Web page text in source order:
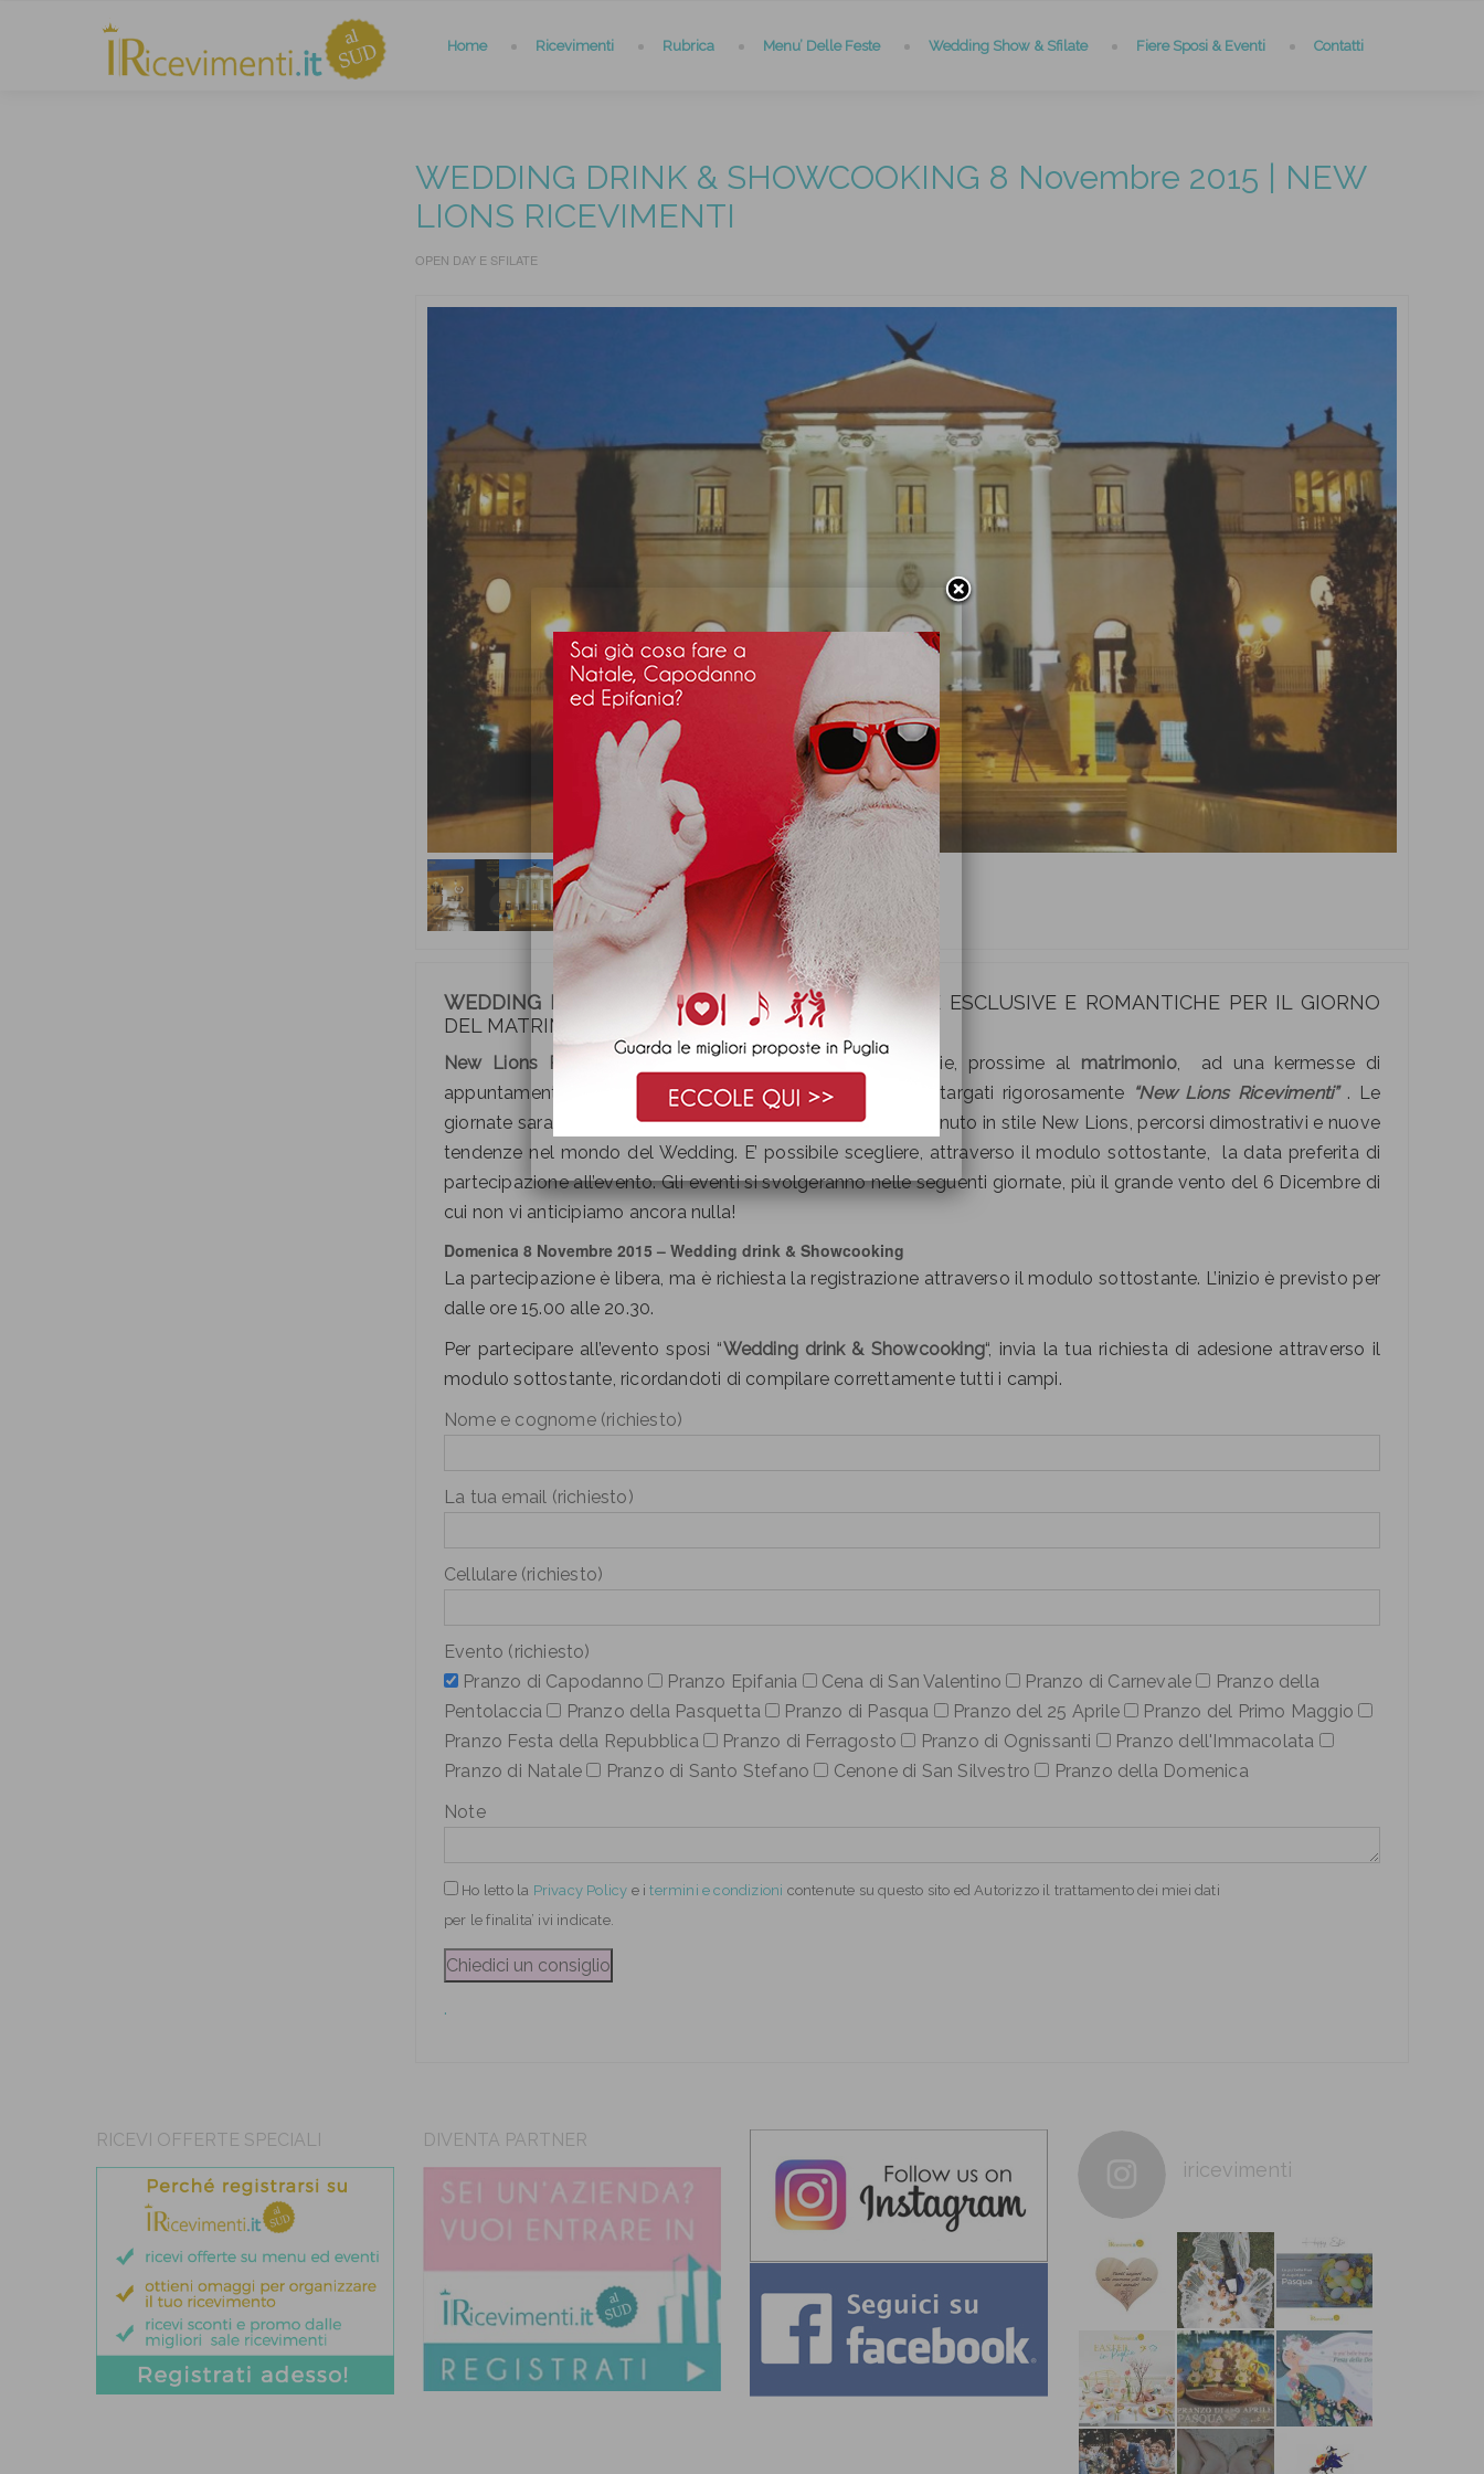
Home Ricevimenti Rubrica Menu’ Delle Feste Wedding Show & Sfilate Fiere Sposi & Eventi Contatti
WEDDING DRINK & SHOWCOOKING 8 Novembre 2015 | NEW
LIONS RICEVIMENTI
OPEN DAY E SFILATE
WEDDING DRINK & SHOWCOOKING |ATMOSFERE ESCLUSIVE E ROMANTICHE PER IL GIORNO
DEL MATRIMONIO
New Lions Ricevimenti è lieta di invitare tutte le coppie, prossime al matrimonio, ad una kermesse di
appuntamenti intitolati “
Wedding drink & Showcooking” targati rigorosamente “New Lions Ricevimenti” . Le
giornate saranno animate da un cocktail esclusivo di benvenuto in stile New Lions, percorsi dimostrativi e nuove
tendenze nel mondo del Wedding. E’ possibile scegliere, attraverso il modulo sottostante, la data preferita di
partecipazione all’evento. Gli eventi si svolgeranno nelle seguenti giornate, più il grande vento del 6 Dicembre di
cui non vi anticipiamo ancora nulla!
Domenica 8 Novembre 2015 – Wedding drink & Showcooking
La partecipazione è libera, ma è richiesta la registrazione attraverso il modulo sottostante. L’inizio è previsto per
dalle ore 15.00 alle 20.30.
Per partecipare all’evento sposi “Wedding drink & Showcooking“, invia la tua richiesta di adesione attraverso il
modulo sottostante, ricordandoti di compilare correttamente tutti i campi.
Nome e cognome (richiesto)
La tua email (richiesto)
Cellulare (richiesto)
Evento (richiesto)
Pranzo di Capodanno
Pranzo Epifania Cena di San Valentino Pranzo di Carnevale
Pranzo della
Pentolaccia
Pranzo della Pasquetta Pranzo di Pasqua Pranzo del 25 Aprile
Pranzo del Primo Maggio
Pranzo Festa della Repubblica
Pranzo di Ferragosto Pranzo di Ognissanti
Pranzo dell'Immacolata
Pranzo di Natale
Pranzo di Santo Stefano Cenone di San Silvestro
Pranzo della Domenica
Note
Ho letto la Privacy Policy e itermini e condizioni contenute su questo sito ed Autorizzo il trattamento dei miei dati
per le finalita’ ivi indicate.
.
RICEVI OFFERTE SPECIALI DIVENTA PARTNER
iricevimenti